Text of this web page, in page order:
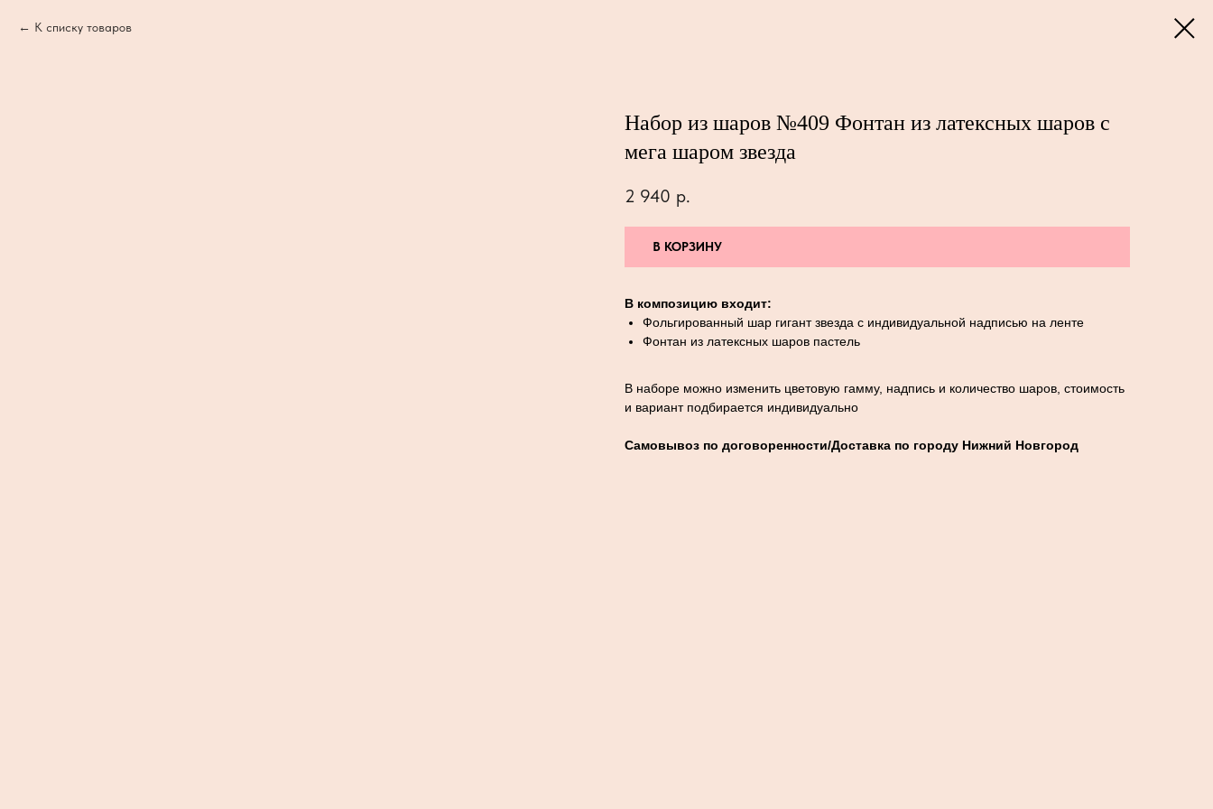
К списку товаров
Набор из шаров №409 Фонтан из латексных шаров с
мега шаром звезда
2 940 р.
В КОРЗИНУ
В композицию входит:
Фольгированный шар гигант звезда с индивидуальной надписью на ленте
Фонтан из латексных шаров пастель
В наборе можно изменить цветовую гамму, надпись и количество шаров, стоимость
и вариант подбирается индивидуально
Самовывоз по договоренности/Доставка по городу Нижний Новгород